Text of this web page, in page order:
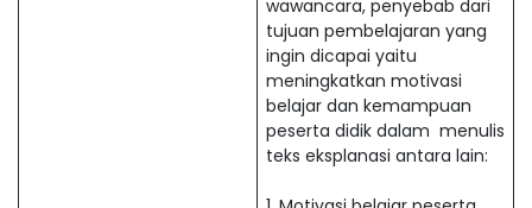
wawancara, penyebab dari
tujuan pembelajaran yang
ingin dicapai yaitu
meningkatkan motivasi
belajar dan kemampuan
peserta didik dalam menulis
teks eksplanasi antara lain: